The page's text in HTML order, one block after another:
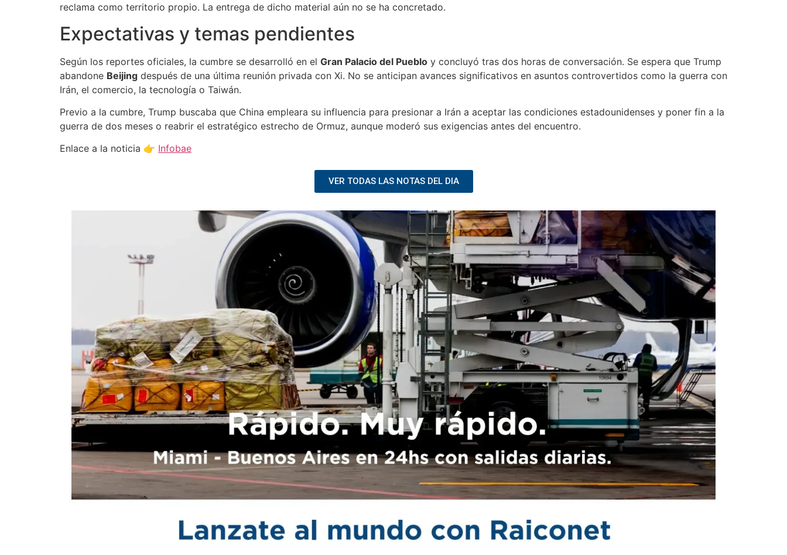
reclama como territorio propio. La entrega de dicho material aún no se ha concretado.
Expectativas y temas pendientes
Según los reportes oficiales, la cumbre se desarrolló en el Gran Palacio del Pueblo y concluyó tras dos horas de conversación. Se espera que Trump
abandone Beijing después de una última reunión privada con Xi. No se anticipan avances significativos en asuntos controvertidos como la guerra con
Irán, el comercio, la tecnología o Taiwán.
Previo a la cumbre, Trump buscaba que China empleara su influencia para presionar a Irán a aceptar las condiciones estadounidenses y poner fin a la
guerra de dos meses o reabrir el estratégico estrecho de Ormuz, aunque moderó sus exigencias antes del encuentro.
Enlace a la noticia 👉 Infobae
VER TODAS LAS NOTAS DEL DIA